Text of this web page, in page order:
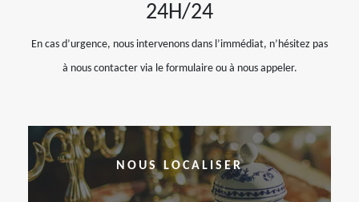
24H/24
En cas d’urgence, nous intervenons dans l’immédiat, n’hésitez pas
à nous contacter via le formulaire ou à nous appeler.
NOUS LOCALISER